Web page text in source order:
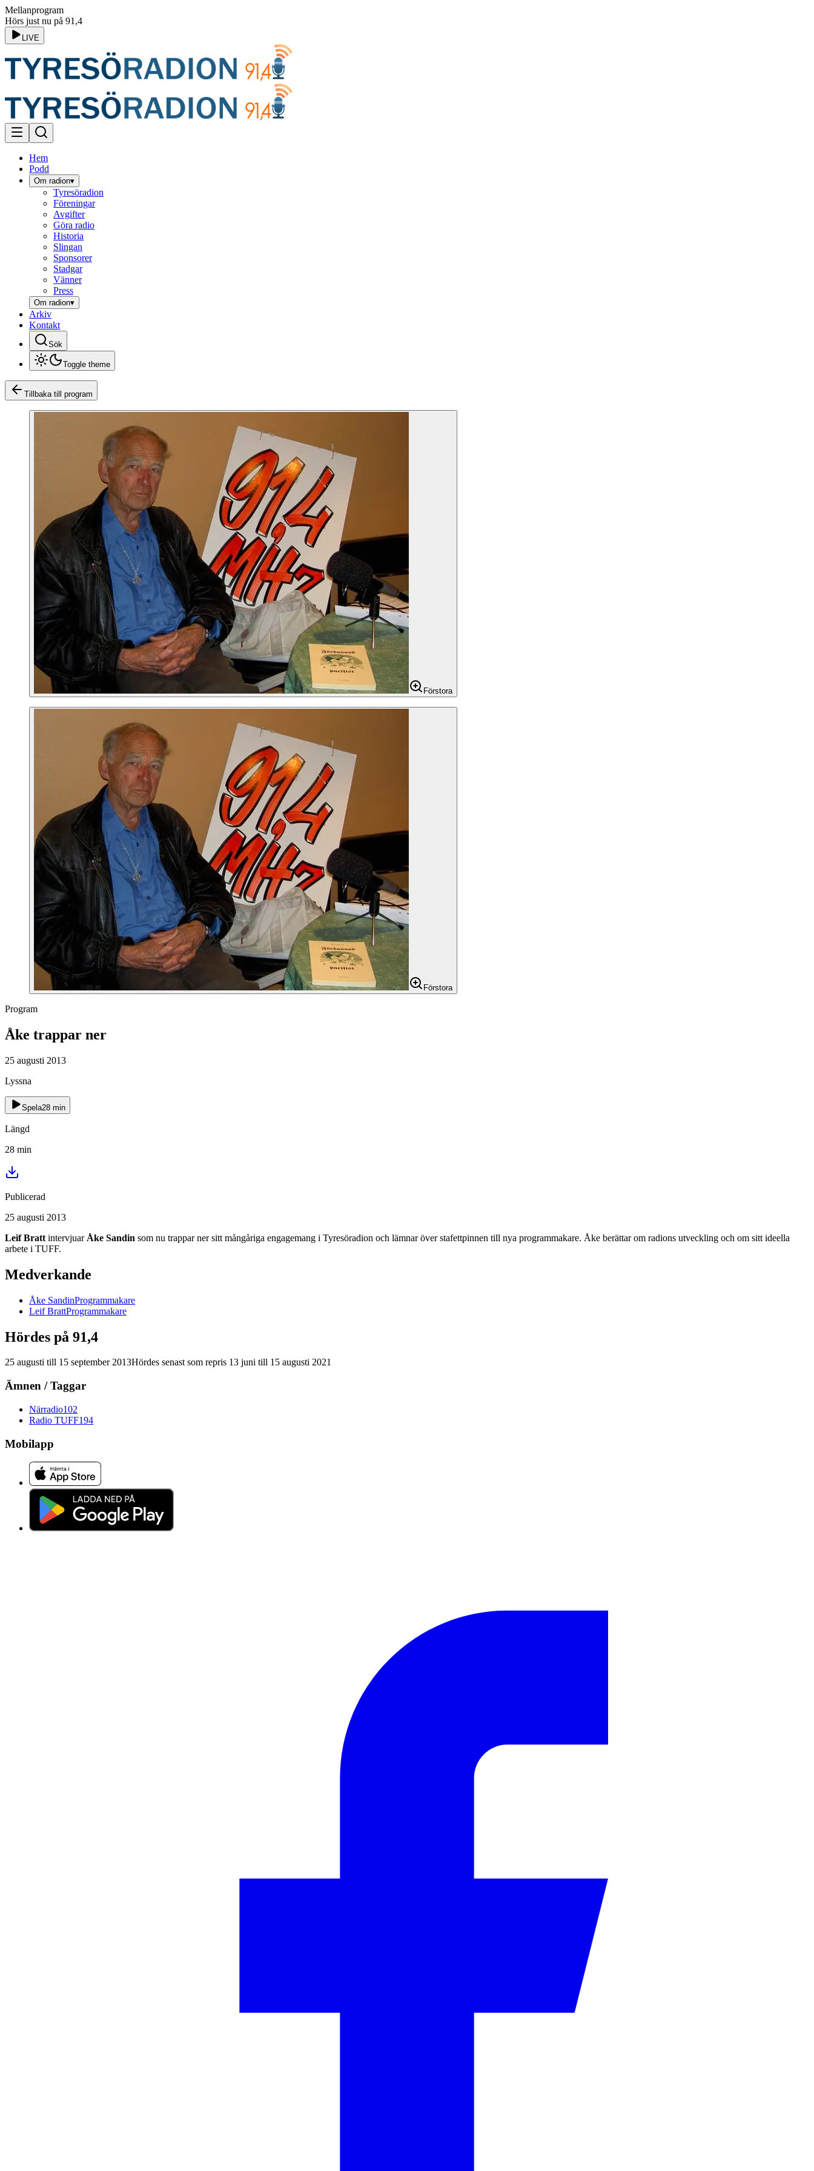
Mellanprogram
Hörs just nu på 91,4
LIVE
Hem
Podd
Om radion▾
Tyresöradion
Föreningar
Avgifter
Göra radio
Historia
Slingan
Sponsorer
Stadgar
Vänner
Press
Om radion▾
Arkiv
Kontakt
Sök
Toggle theme
Tillbaka till program
Förstora
Förstora
Program
Åke trappar ner
25 augusti 2013
Lyssna
Spela28 min
Längd
28 min
Publicerad
25 augusti 2013
Leif Bratt intervjuar Åke Sandin som nu trappar ner sitt mångåriga engagemang i Tyresöradion och lämnar över stafettpinnen till nya programmakare. Åke berättar om radions utveckling och om sitt ideella
arbete i TUFF.
Medverkande
Åke SandinProgrammakare
Leif BrattProgrammakare
Hördes på 91,4
25 augusti till 15 september 2013Hördes senast som repris 13 juni till 15 augusti 2021
Ämnen / Taggar
Närradio102
Radio TUFF194
Mobilapp